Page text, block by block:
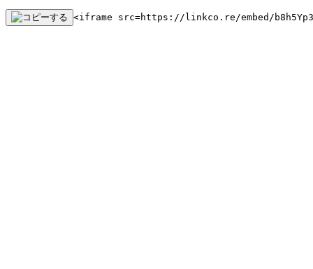
<iframe src=https://linkco.re/embed/